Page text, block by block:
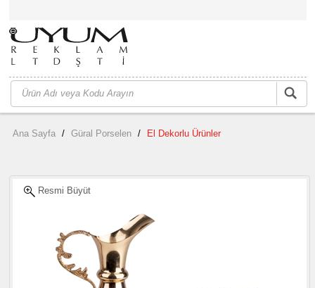
Ana Sayfa / Güral Porselen / El Dekorlu Ürünler
Resmi Büyüt